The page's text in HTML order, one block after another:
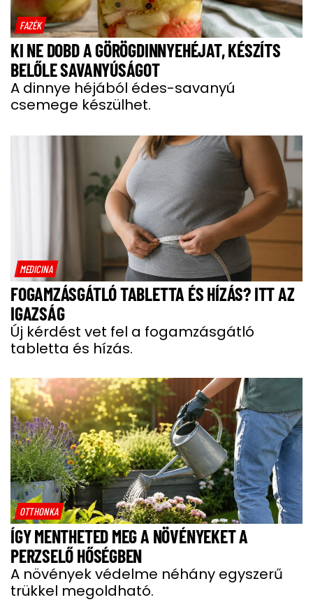
FAZÉK
KI NE DOBD A GÖRÖGDINNYEHÉJAT, KÉSZÍTS
BELŐLE SAVANYÚSÁGOT
A dinnye héjából édes-savanyú
csemege készülhet.
MEDICINA
FOGAMZÁSGÁTLÓ TABLETTA ÉS HÍZÁS? ITT AZ
IGAZSÁG
Új kérdést vet fel a fogamzásgátló
tabletta és hízás.
OTTHONKA
ÍGY MENTHETED MEG A NÖVÉNYEKET A
PERZSELŐ HŐSÉGBEN
A növények védelme néhány egyszerű
trükkel megoldható.